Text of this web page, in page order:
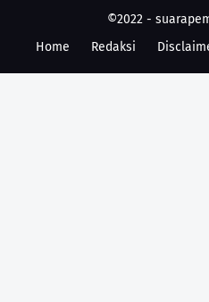
©2022 -
Home
Redaksi